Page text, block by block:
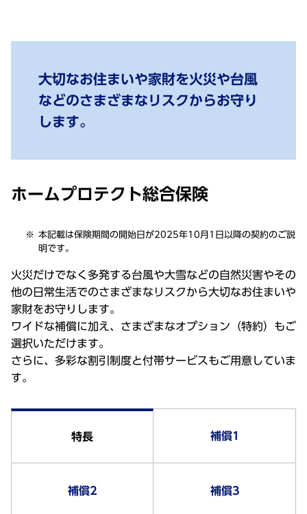
大切なお住まいや家財を火災や台風
などのさまざまなリスクからお守り
します。
ホームプロテクト総合保険
本記載は保険期間の開始日が2025年10月1日以降の契約のご説
明です。
火災だけでなく多発する台風や大雪などの自然災害やその
他の日常生活でのさまざまなリスクから大切なお住まいや
家財をお守りします。
ワイドな補償に加え、さまざまなオプション（特約）もご
選択いただけます。
さらに、多彩な割引制度と付帯サービスもご用意していま
す。
特長 補償1
補償2 補償3